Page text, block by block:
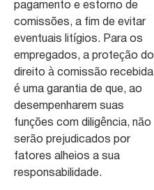
pagamento e estorno de
comissões, a fim de evitar
eventuais litígios. Para os
empregados, a proteção do
direito à comissão recebida
é uma garantia de que, ao
desempenharem suas
funções com diligência, não
serão prejudicados por
fatores alheios a sua
responsabilidade.